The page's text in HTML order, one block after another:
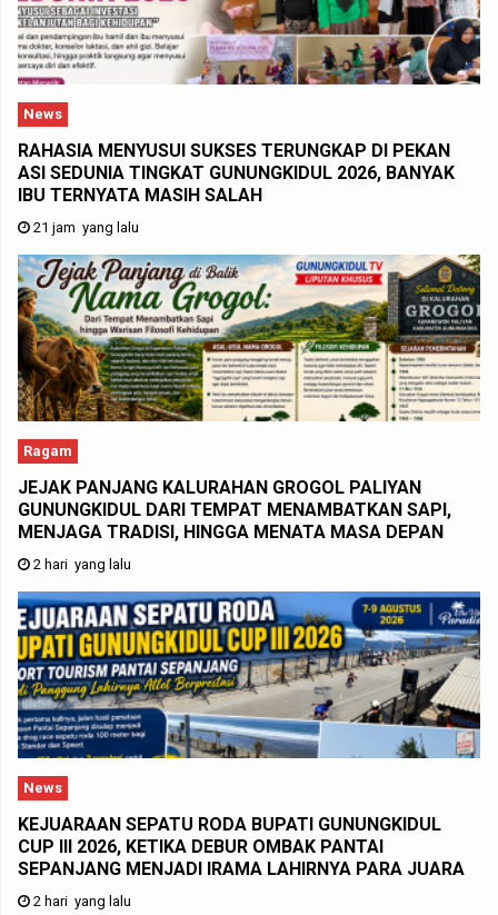
News
RAHASIA MENYUSUI SUKSES TERUNGKAP DI PEKAN
ASI SEDUNIA TINGKAT GUNUNGKIDUL 2026, BANYAK
IBU TERNYATA MASIH SALAH
21 jam yang lalu
Ragam
JEJAK PANJANG KALURAHAN GROGOL PALIYAN
GUNUNGKIDUL DARI TEMPAT MENAMBATKAN SAPI,
MENJAGA TRADISI, HINGGA MENATA MASA DEPAN
2 hari yang lalu
News
KEJUARAAN SEPATU RODA BUPATI GUNUNGKIDUL
CUP III 2026, KETIKA DEBUR OMBAK PANTAI
SEPANJANG MENJADI IRAMA LAHIRNYA PARA JUARA
2 hari yang lalu